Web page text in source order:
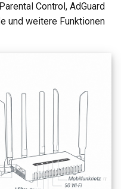
Control, AdGuard
und weitere Funktionen